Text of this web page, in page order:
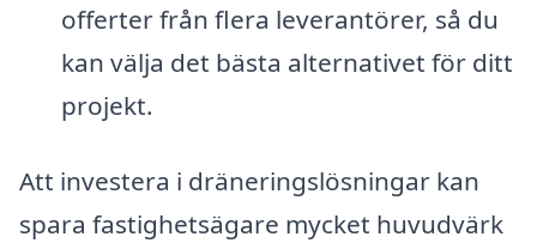
offerter från flera leverantörer, så du
kan välja det bästa alternativet för ditt
projekt.
Att investera i dräneringslösningar kan
spara fastighetsägare mycket huvudvärk